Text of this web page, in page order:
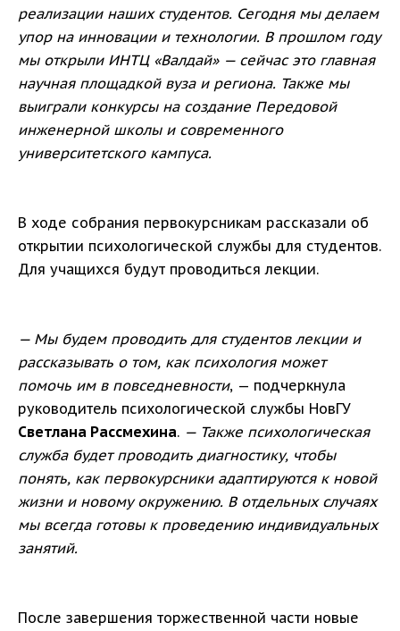
реализации наших студентов. Сегодня мы делаем
упор на инновации и технологии. В прошлом году
мы открыли ИНТЦ «Валдай» — сейчас это главная
научная площадкой вуза и региона. Также мы
выиграли конкурсы на создание Передовой
инженерной школы и современного
университетского кампуса.
В ходе собрания первокурсникам рассказали об
открытии психологической службы для студентов.
Для учащихся будут проводиться лекции.
— Мы будем проводить для студентов лекции и
рассказывать о том, как психология может
помочь им в повседневности, — подчеркнула
руководитель психологической службы НовГУ
Светлана Рассмехина. — Также психологическая
служба будет проводить диагностику, чтобы
понять, как первокурсники адаптируются к новой
жизни и новому окружению. В отдельных случаях
мы всегда готовы к проведению индивидуальных
занятий.
После завершения торжественной части новые